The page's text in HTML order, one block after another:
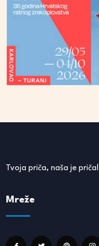
Tvoja priča, naša je priča!
Mreže